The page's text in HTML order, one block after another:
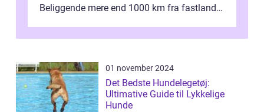
Beliggende mere end 1000 km fra fastlandet
01 november 2024
Det Bedste Hundelegetøj:
Ultimative Guide til Lykkelige
Hunde